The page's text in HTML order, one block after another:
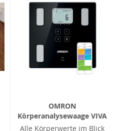
OMRON
Körperanalysewaage VIVA
Alle Körperwerte im Blick